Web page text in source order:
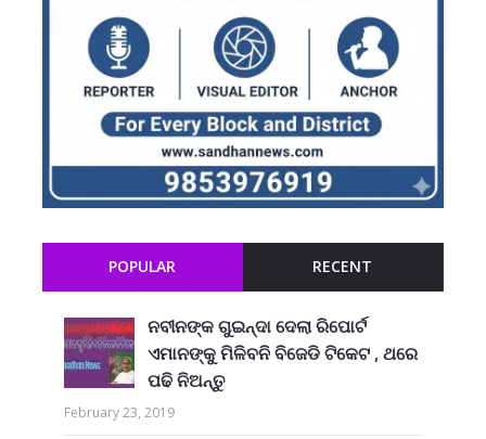
POPULAR RECENT
ନବୀନଙ୍କ ଗୁଇନ୍ଦା ଦେଲା ରିପୋର୍ଟ
ଏମାନଙ୍କୁ ମିଳିବନି ବିଜେଡି ଟିକେଟ , ଥରେ
ପଢି ନିଅନ୍ତୁ
February 23, 2019